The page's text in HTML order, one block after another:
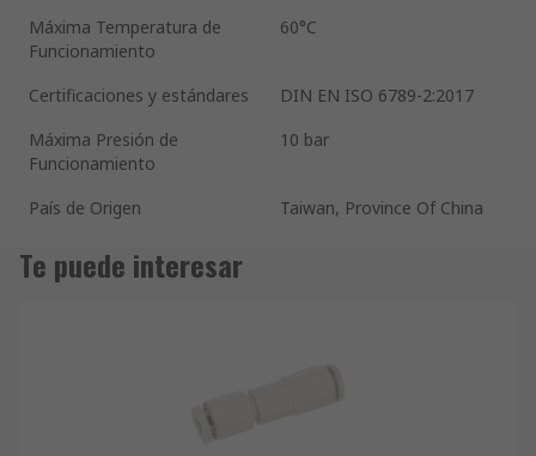
Máxima Temperatura de
Funcionamiento
60°C
Certificaciones y estándares
DIN EN ISO 6789-2:2017
Máxima Presión de
Funcionamiento
10 bar
País de Origen Taiwan, Province Of China
Te puede interesar